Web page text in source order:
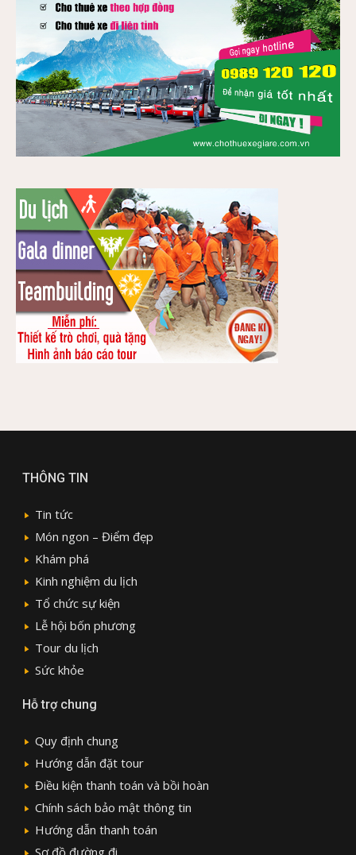
THÔNG TIN
Tin tức
Món ngon – Điểm đẹp
Khám phá
Kinh nghiệm du lịch
Tổ chức sự kiện
Lễ hội bốn phương
Tour du lịch
Sức khỏe
Hỗ trợ chung
Quy định chung
Hướng dẫn đặt tour
Điều kiện thanh toán và bồi hoàn
Chính sách bảo mật thông tin
Hướng dẫn thanh toán
Sơ đồ đường đi